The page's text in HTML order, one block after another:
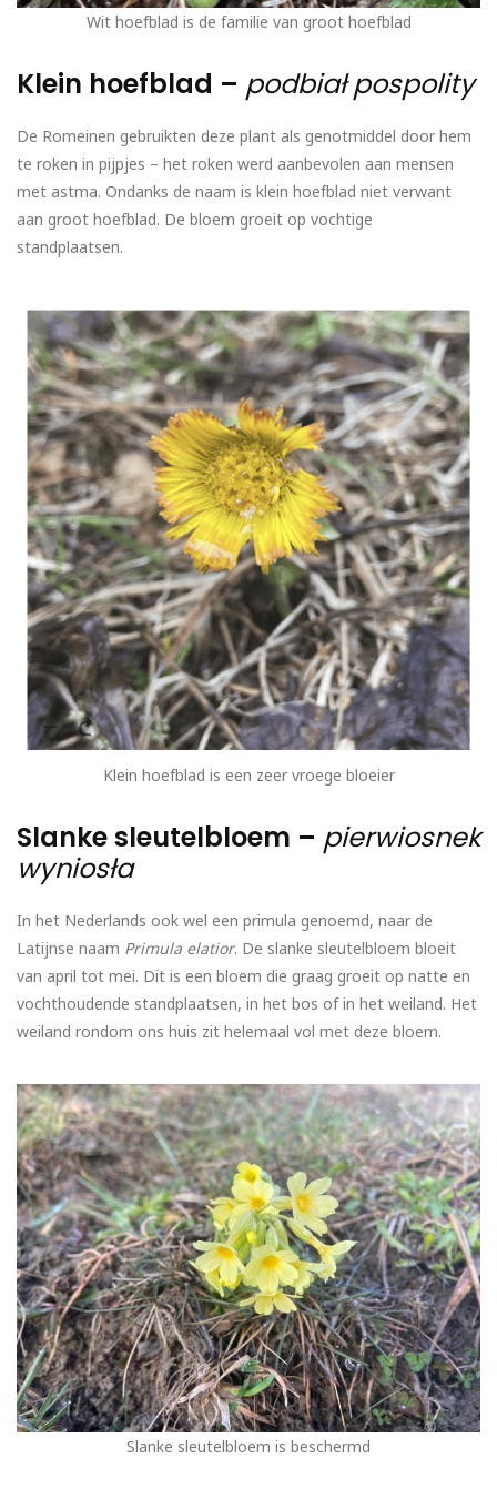
Wit hoefblad is de familie van groot hoefblad
Klein hoefblad – podbiał pospolity
De Romeinen gebruikten deze plant als genotmiddel door hem
te roken in pijpjes – het roken werd aanbevolen aan mensen
met astma. Ondanks de naam is klein hoefblad niet verwant
aan groot hoefblad. De bloem groeit op vochtige
standplaatsen.
Klein hoefblad is een zeer vroege bloeier
Slanke sleutelbloem – pierwiosnek
wyniosła
In het Nederlands ook wel een primula genoemd, naar de
Latijnse naam Primula elatior. De slanke sleutelbloem bloeit
van april tot mei. Dit is een bloem die graag groeit op natte en
vochthoudende standplaatsen, in het bos of in het weiland. Het
weiland rondom ons huis zit helemaal vol met deze bloem.
Slanke sleutelbloem is beschermd